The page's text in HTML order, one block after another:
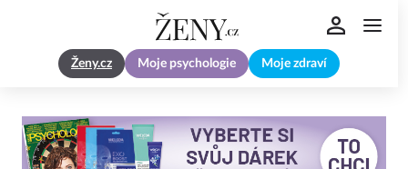
Ženy.cz Moje psychologie Moje zdraví